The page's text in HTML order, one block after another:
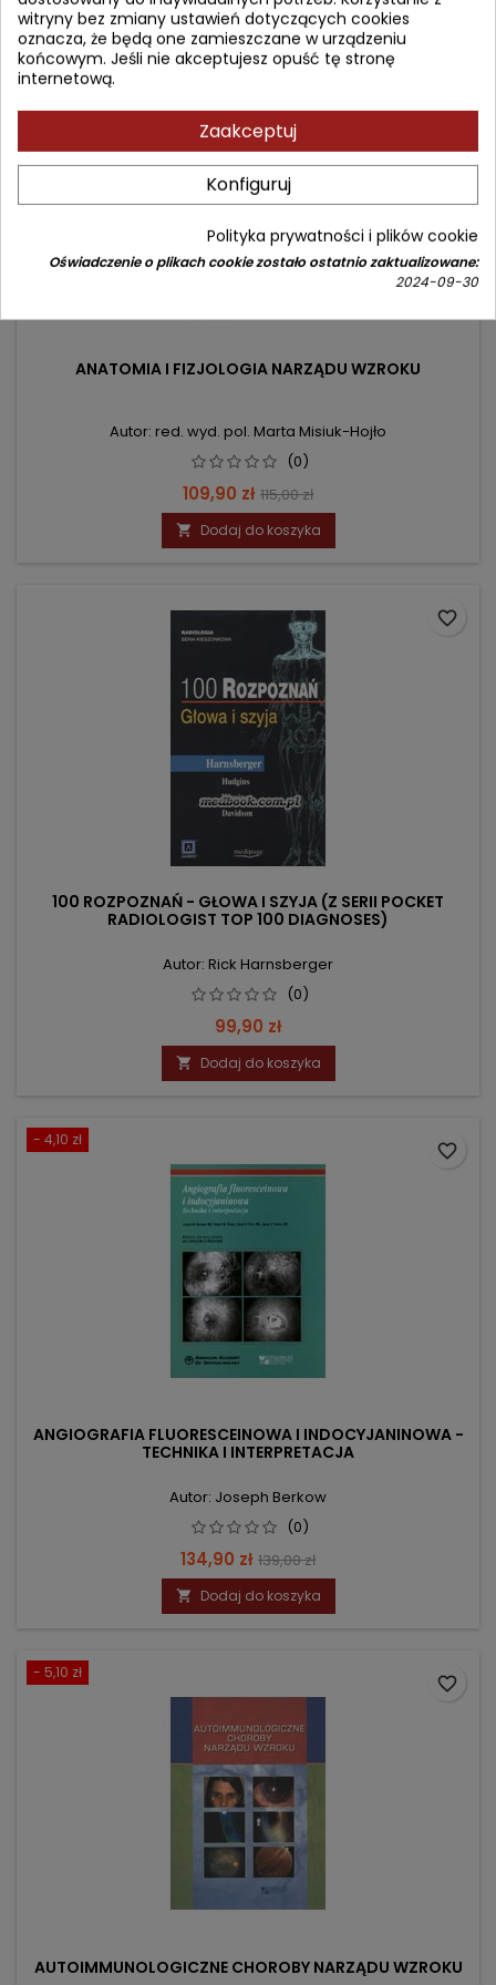
- 5,10 zł
ANATOMIA I FIZJOLOGIA NARZĄDU WZROKU
Autor: red. wyd. pol. Marta Misiuk-Hojło
(0)
Cena
109,90 zł Cena
podstawowa
115,00 zł
 Dodaj do koszyka
100 ROZPOZNAŃ - GŁOWA I SZYJA (Z SERII POCKET
RADIOLOGIST TOP 100 DIAGNOSES)
Autor: Rick Harnsberger
(0)
Cena
99,90 zł
 Dodaj do koszyka
favorite_border
- 4,10 zł
ANGIOGRAFIA FLUORESCEINOWA I INDOCYJANINOWA -
TECHNIKA I INTERPRETACJA
Autor: Joseph Berkow
(0)
Cena
134,90 zł Cena
podstawowa
139,00 zł
 Dodaj do koszyka
favorite_border
- 5,10 zł
AUTOIMMUNOLOGICZNE CHOROBY NARZĄDU WZROKU
favorite_border
witryny bez zmiany ustawień dotyczących cookies
oznacza, że będą one zamieszczane w urządzeniu
końcowym. Jeśli nie akceptujesz opuść tę stronę
internetową.
Zaakceptuj
Konfiguruj
Polityka prywatności i plików cookie
Oświadczenie o plikach cookie zostało ostatnio zaktualizowane:
2024-09-30